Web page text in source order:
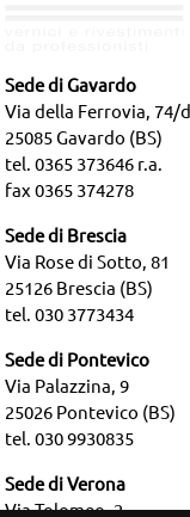
Sede di Gavardo
Via della Ferrovia, 74/d
25085 Gavardo (BS)
tel. 0365 373646 r.a.
fax 0365 374278
Sede di Brescia
Via Rose di Sotto, 81
25126 Brescia (BS)
tel. 030 3773434
Sede di Pontevico
Via Palazzina, 9
25026 Pontevico (BS)
tel. 030 9930835
Sede di Verona
Via Tolomeo, 2